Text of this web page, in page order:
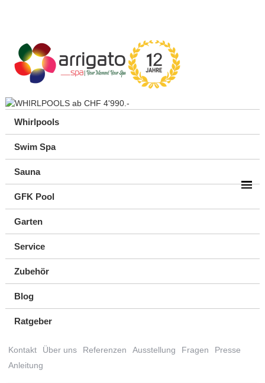
Whirlpools
Swim Spa
Sauna
GFK Pool
Garten
Service
Zubehör
Blog
Ratgeber
Kontakt Über uns Referenzen Ausstellung Fragen
Presse
Anleitung